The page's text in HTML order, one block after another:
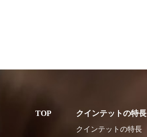
クインテットの特長
クインテットの特長